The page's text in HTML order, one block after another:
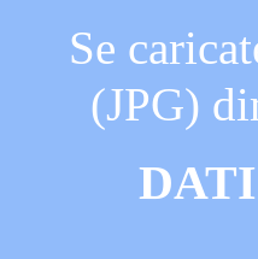
Se
(JPG)